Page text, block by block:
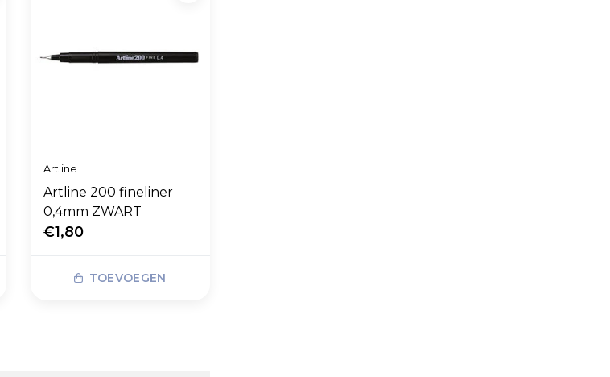
Artline
Artline 200 fineliner
0,4mm ZWART
€1,80
TOEVOEGEN